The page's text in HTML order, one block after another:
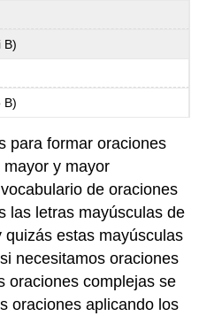
B)
B)
para formar oraciones
y mayor
de oraciones
las letras mayúsculas de
quizás estas mayúsculas
necesitamos oraciones
oraciones complejas se
oraciones aplicando los